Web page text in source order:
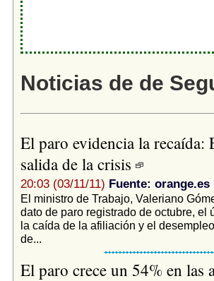
Noticias de de
El paro evidencia la recaída:
salida de la crisis
20:03 (03/11/11) Fuente: orange.es
El ministro de Trabajo, Valeriano
dato de paro registrado de octubre, el
la caída de la afiliación y el
de...
El paro crece un 54% en las